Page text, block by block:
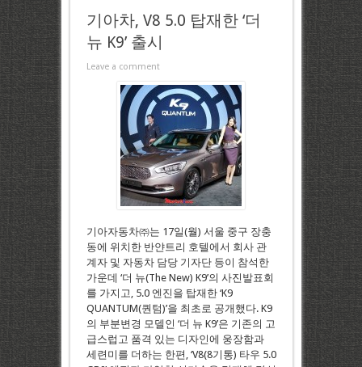
기아차, V8 5.0 탑재한 ‘더
뉴 K9’ 출시
Leave a comment
기아자동차㈜는 17일(월) 서울 중구 장충
동에 위치한 반얀트리 호텔에서 회사 관
계자 및 자동차 담당 기자단 등이 참석한
가운데 ‘더 뉴(The New) K9’의 사진발표회
를 가지고, 5.0 엔진을 탑재한 ‘K9
QUANTUM(퀀텀)’을 최초로 공개했다. K9
의 부분변경 모델인 ‘더 뉴 K9’은 기존의 고
급스럽고 품격 있는 디자인에 웅장함과
세련미를 더하는 한편, ‘V8(8기통) 타우 5.0